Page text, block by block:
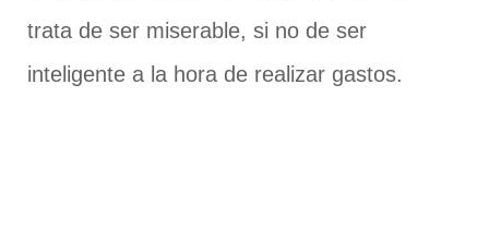
trata de ser miserable, si no de ser
inteligente a la hora de realizar gastos.